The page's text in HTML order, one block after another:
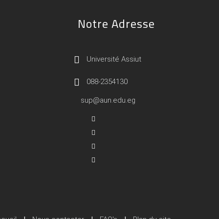
Notre Adresse
Université Assiut
088-2354130
sup@aun.edu.eg